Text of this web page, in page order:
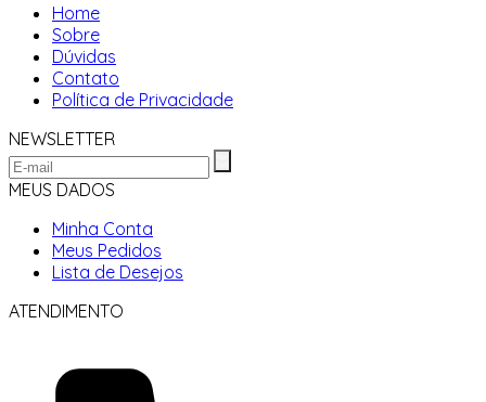
Home
Sobre
Dúvidas
Contato
Política de Privacidade
NEWSLETTER
MEUS DADOS
Minha Conta
Meus Pedidos
Lista de Desejos
ATENDIMENTO